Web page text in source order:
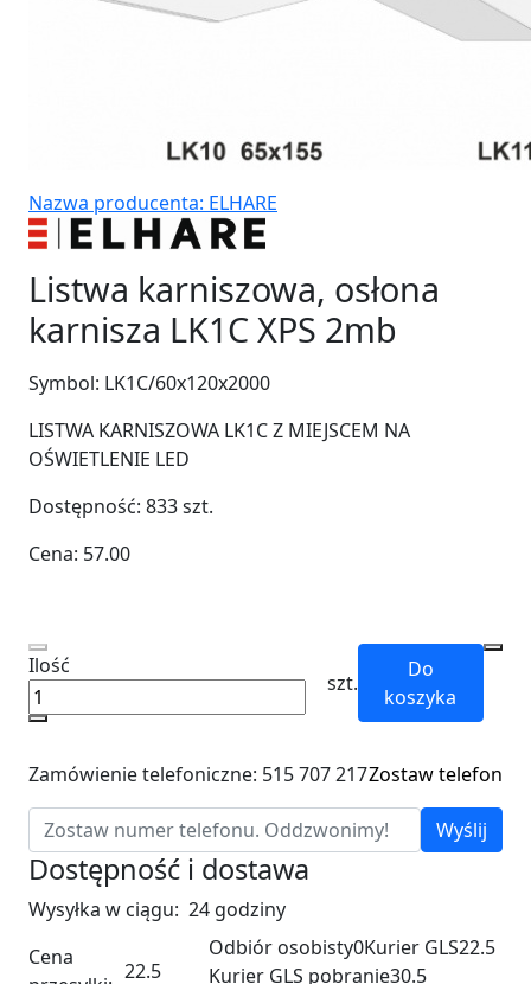
Nazwa producenta: ELHARE
Listwa karniszowa, osłona
karnisza LK1C XPS 2mb
Symbol: LK1C/60x120x2000
LISTWA KARNISZOWA LK1C Z MIEJSCEM NA
OŚWIETLENIE LED
Dostępność: 833szt.
Cena: 57.00
Ilość
szt.
Do
koszyka
Zamówienie telefoniczne: 515 707 217Zostaw telefon
Wyślij
Dostępność i dostawa
Wysyłka w ciągu: 24 godziny
Cena
22.5
Odbiór osobisty0Kurier GLS22.5
Kurier GLS pobranie30.5